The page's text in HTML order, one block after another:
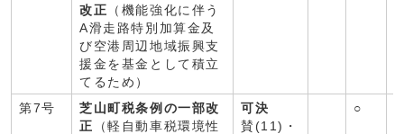
改正 （機能強化に伴う
A滑走路特別加算金及
び空港周辺地域振興支
援金を基金として積立
てるため）
第7号
芝山町税条例の一部改
正
（軽自動車税環境性
可決
賛(11)・
○